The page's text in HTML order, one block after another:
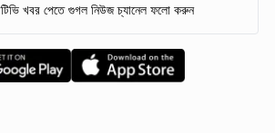
খবর পেতে গুগল নিউজ চ্যানেল ফলো করুন